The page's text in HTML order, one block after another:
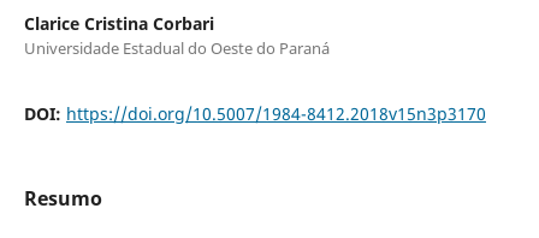
Clarice Cristina Corbari
Universidade Estadual do Oeste do Paraná
DOI: https://doi.org/10.5007/1984-8412.2018v15n3p3170
Resumo